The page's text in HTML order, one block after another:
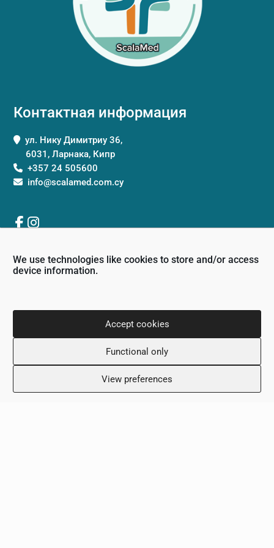
We use technologies like cookies to store and/or access
device information.
Accept cookies
Functional only
View preferences
Контактная информация
ул. Нику Димитриу 36,
6031, Ларнака, Кипр
+357 24 505600
info@scalamed.com.cy
Часы работы
Вторник: 8:00 – 18:00
Четверг: 8:00 – 18:00
Пятница: 8:00 – 18:00
Суббота: Выходной
Воскресенье: Выходной